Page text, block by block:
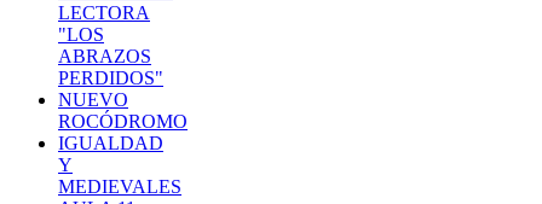
LECTORA
"LOS
ABRAZOS
PERDIDOS"
NUEVO
ROCÓDROMO
IGUALDAD
Y
MEDIEVALES